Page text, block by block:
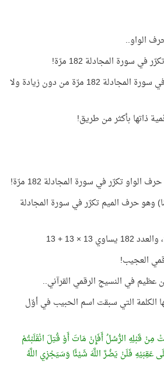
الواو..
سورة المجادلة 182 مرّة!
نعم.. لقد تكرّر حرف الواو في سورة المجادلة 182 مرّة من دون زيادة ولا
ذاتها بأكثر من طريق!
تكرّر في سورة المجادلة 182 مرّة!
وهو حرف الميم تكرّر في سورة المجادلة
العجيب!
عظيم في النسيج الرقمي القرآني..
الكلمة التي سبقت اسم الحبيب في أوّل
قَبْلِهِ الرُّسُلُ أَفَإِنْ مَاتَ أَوْ قُتِلَ انْقَلَبْتُمْ
عَقِبَيْهِ فَلَنْ يَضُرَّ اللَّهَ شَيْئًا وَسَيَجْزِي اللَّهُ